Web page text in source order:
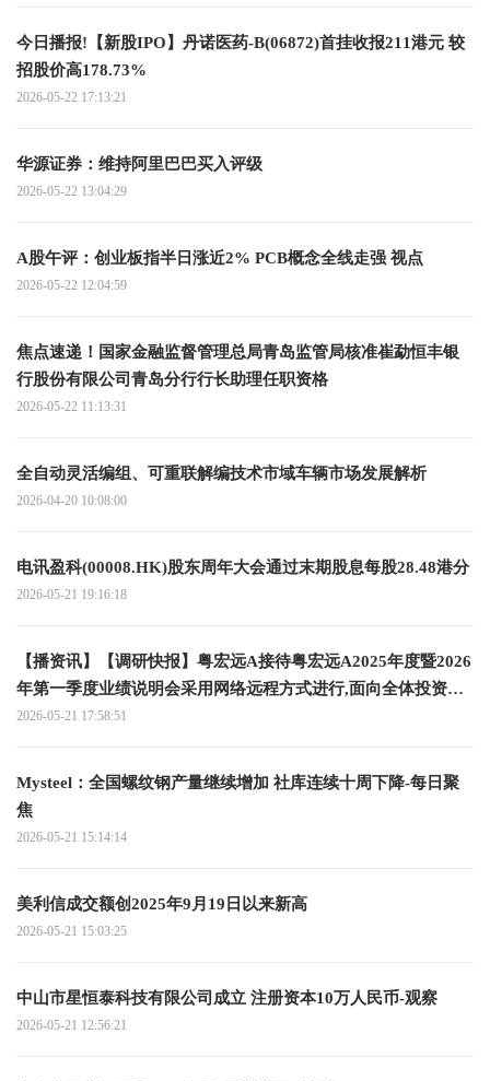
今日播报!【新股IPO】丹诺医药-B(06872)首挂收报211港元 较
招股价高178.73%
2026-05-22 17:13:21
华源证券：维持阿里巴巴买入评级
2026-05-22 13:04:29
A股午评：创业板指半日涨近2% PCB概念全线走强 视点
2026-05-22 12:04:59
焦点速递！国家金融监督管理总局青岛监管局核准崔勐恒丰银
行股份有限公司青岛分行行长助理任职资格
2026-05-22 11:13:31
全自动灵活编组、可重联解编技术市域车辆市场发展解析
2026-04-20 10:08:00
电讯盈科(00008.HK)股东周年大会通过末期股息每股28.48港分
2026-05-21 19:16:18
【播资讯】【调研快报】粤宏远A接待粤宏远A2025年度暨2026
年第一季度业绩说明会采用网络远程方式进行,面向全体投资者
调研
2026-05-21 17:58:51
Mysteel：全国螺纹钢产量继续增加 社库连续十周下降-每日聚
焦
2026-05-21 15:14:14
美利信成交额创2025年9月19日以来新高
2026-05-21 15:03:25
中山市星恒泰科技有限公司成立 注册资本10万人民币-观察
2026-05-21 12:56:21